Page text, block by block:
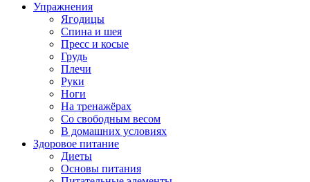
Упражнения
Ягодицы
Спина и шея
Пресс и косые
Грудь
Плечи
Руки
Ноги
На тренажёрах
Со свободным весом
В домашних условиях
Здоровое питание
Диеты
Основы питания